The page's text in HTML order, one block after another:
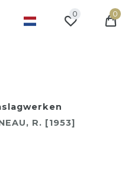
0 0
R. [1953]